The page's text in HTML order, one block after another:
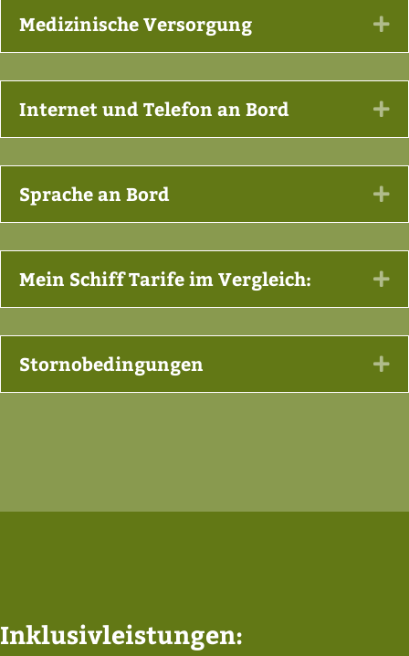
Medizinische Versorgung
Internet und Telefon an Bord
Sprache an Bord
Mein Schiff Tarife im Vergleich:
Stornobedingungen
Inklusivleistungen: